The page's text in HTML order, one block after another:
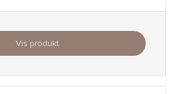
Vis produkt